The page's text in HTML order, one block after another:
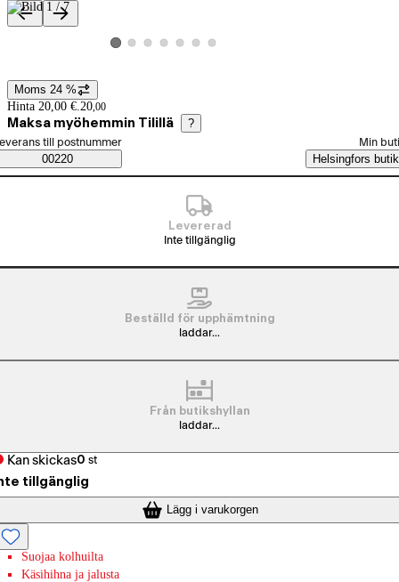
Produktbilder och videor
Visa produktbild 1
Visa produktbild 2
Visa produktbild 3
Visa produktbild 4
Visa produktbild 5
Visa produktbild 6
Visa produktbild 7
Prisinformation
Moms 24 %
Hinta 20,00 €. 20,00
Maksa myöhemmin Tilillä ?
Saatavuustiedot
beställningssätt
till postnummer
00220
Min
Helsingfors butik
Levererad
Inte tillgänglig
Beställd för upphämtning
laddar...
Från butikshyllan
laddar...
Kan skickas0 st
tillgänglig
Lägg i varukorgen
Suojaa kolhuilta
Käsihihna ja jalusta